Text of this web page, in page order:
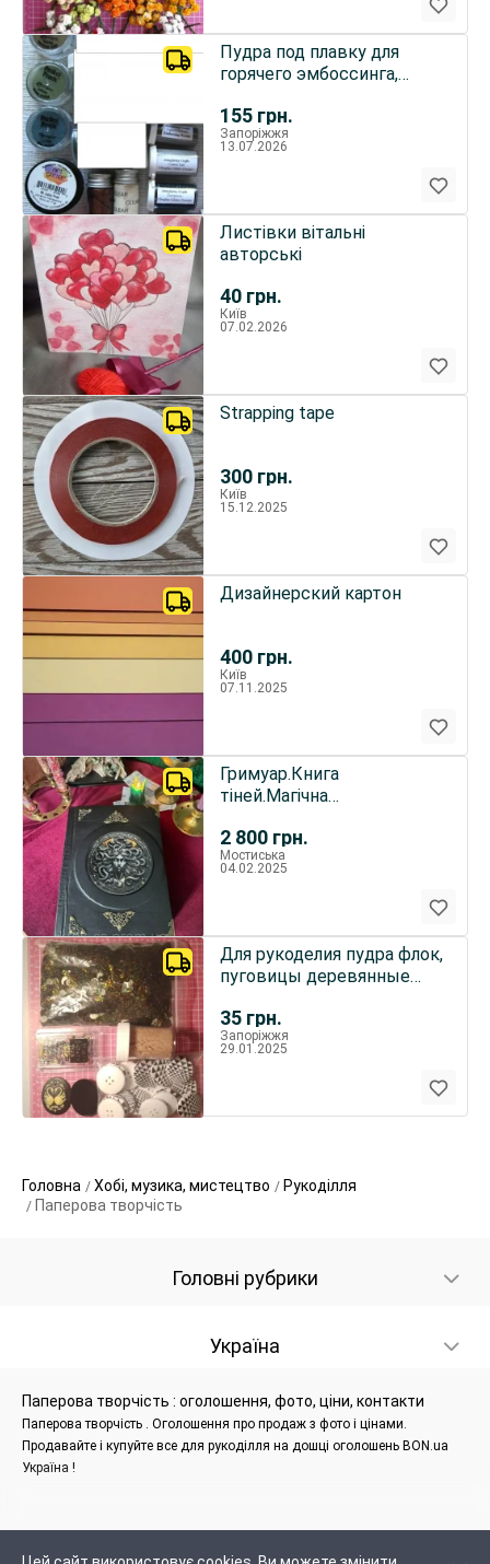
155 грн.
Пудра под плавку для
горячего эмбоссинга,
Запоріжжя
13.07.2026
40 грн.
Листівки вітальні
авторські
Київ
07.02.2026
300 грн.
Strapping tape
Київ
15.12.2025
400 грн.
Дизайнерский картон
Київ
07.11.2025
2 800 грн.
Гримуар.Книга
тіней.Магічна
Езотерика.Магія
Мостиська
04.02.2025
35 грн.
Для рукоделия пудра флок,
пуговицы деревянные
Запоріжжя
29.01.2025
Головна Хобі, музика, мистецтво
Рукоділля
Паперова творчість
Головні рубрики
Україна
Паперова творчість : оголошення, фото, ціни, контакти
Паперова творчість . Оголошення про продаж з фото і цінами.
Продавайте і купуйте все для рукоділля на дошці оголошень BON.ua
Україна !